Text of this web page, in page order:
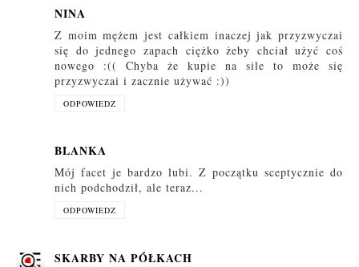
NINA
Z moim mężem jest całkiem inaczej jak przyzwyczai
się do jednego zapach ciężko żeby chciał użyć coś
nowego :(( Chyba że kupie na sile to może się
przyzwyczai i zacznie używać :))
ODPOWIEDZ
BLANKA
Mój facet je bardzo lubi. Z początku sceptycznie do
nich podchodził, ale teraz...
ODPOWIEDZ
SKARBY NA PÓŁKACH